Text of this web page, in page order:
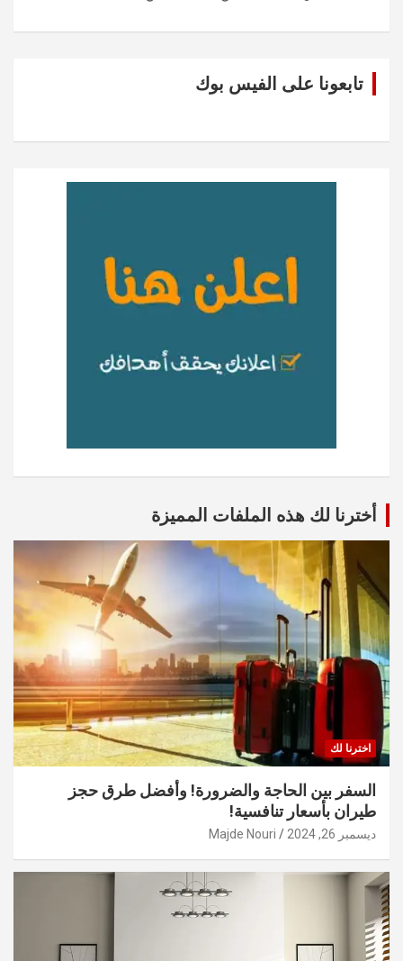
تابعونا على الفيس بوك
أخترنا لك هذه الملفات المميزة
اخترنا لك
السفر بين الحاجة والضرورة! وأفضل طرق حجز
طيران بأسعار تنافسية!
ديسمبر 26, 2024 Majde Nouri